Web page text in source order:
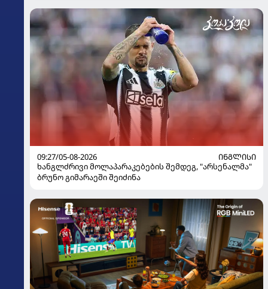
09:27/05-08-2026
ᲘᲜᲒᲚᲘᲡᲘ
ხანგლძრივი მოლაპარაკებების შემდეგ, "არსენალმა"
ბრუნო გიმარაეში შეიძინა